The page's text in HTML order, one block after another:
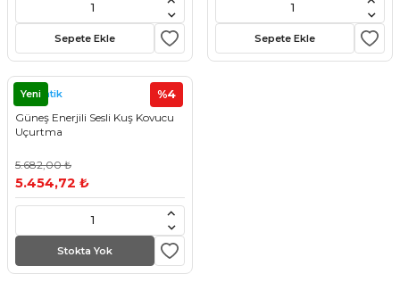
Sepete Ekle Sepete Ekle
Yeni
kovmatik
Güneş Enerjili Sesli Kuş Kovucu
Uçurtma
%4
5.682,00 ₺
5.454,72 ₺
Stokta Yok